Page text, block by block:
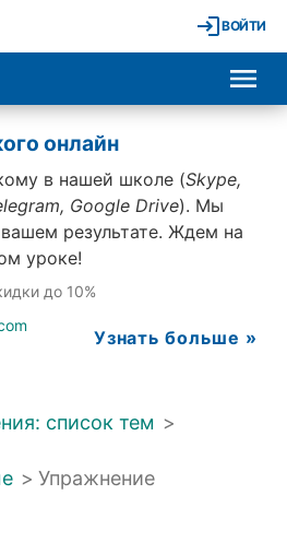
ВОЙТИ
онлайн
в нашей школе (Skype,
Google Drive). Мы
результате. Ждем на
уроке!
до 10%
Узнать больше »
список тем >
> Упражнение